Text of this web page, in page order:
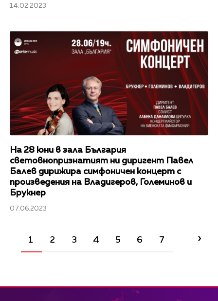
14.02.2023
На 28 юни в зала България
световнопризнатият ни диригент Павел
Балев дирижира симфоничен концерт с
произведения на Владигеров, Големинов и
Брукнер
07.06.2023
1 2 3 4 5 6 7 ›